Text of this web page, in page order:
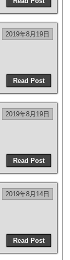
2019年8月19日
Read Post
2019年8月19日
Read Post
2019年8月14日
Read Post